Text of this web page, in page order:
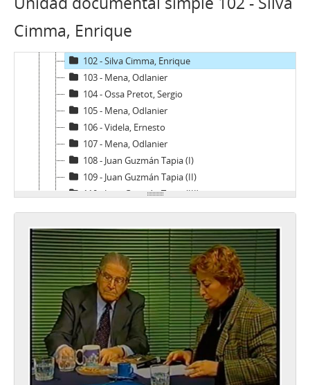
Cimma, Enrique
99 - Molina Silva, Sergio
100 - Ossa Pretot, Sergio
101 - Mena, Odlanier
102 - Silva Cimma, Enrique
103 - Mena, Odlanier
104 - Ossa Pretot, Sergio
105 - Mena, Odlanier
106 - Videla, Ernesto
107 - Mena, Odlanier
108 - Juan Guzmán Tapia (I)
109 - Juan Guzmán Tapia (II)
110 - Juan Guzmán Tapia (III)
111 - Juan Guzmán Tapia (IV)
CH - Cita con la Historia
JW - Entrevistas realizadas por James R. Whelan